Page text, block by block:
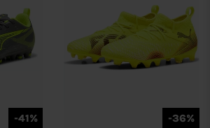
-41%
-36%